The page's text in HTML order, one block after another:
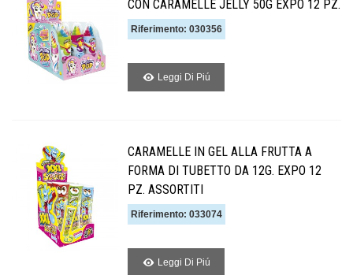
CON CARAMELLE JELLY 50G EXPO 12 PZ.
Riferimento: 030356
Leggi Di Piú
CARAMELLE IN GEL ALLA FRUTTA A
FORMA DI TUBETTO DA 12G. EXPO 12
PZ. ASSORTITI
Riferimento: 033074
Leggi Di Piú